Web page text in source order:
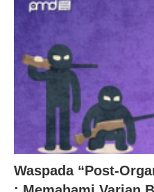
Waspada “Post-